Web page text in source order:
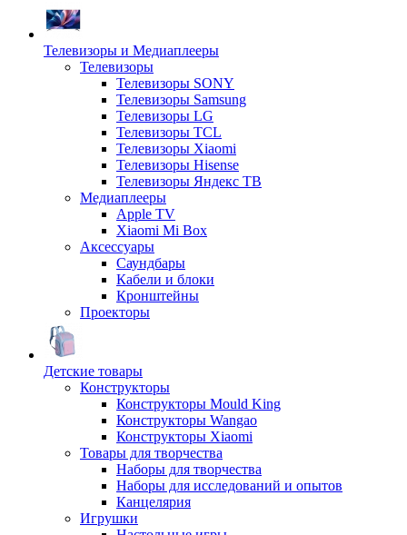
Телевизоры и Медиаплееры
Телевизоры
Телевизоры SONY
Телевизоры Samsung
Телевизоры LG
Телевизоры TCL
Телевизоры Xiaomi
Телевизоры Hisense
Телевизоры Яндекс ТВ
Медиаплееры
Apple TV
Xiaomi Mi Box
Аксессуары
Саундбары
Кабели и блоки
Кронштейны
Проекторы
Детские товары
Конструкторы
Конструкторы Mould King
Конструкторы Wangao
Конструкторы Xiaomi
Товары для творчества
Наборы для творчества
Наборы для исследований и опытов
Канцелярия
Игрушки